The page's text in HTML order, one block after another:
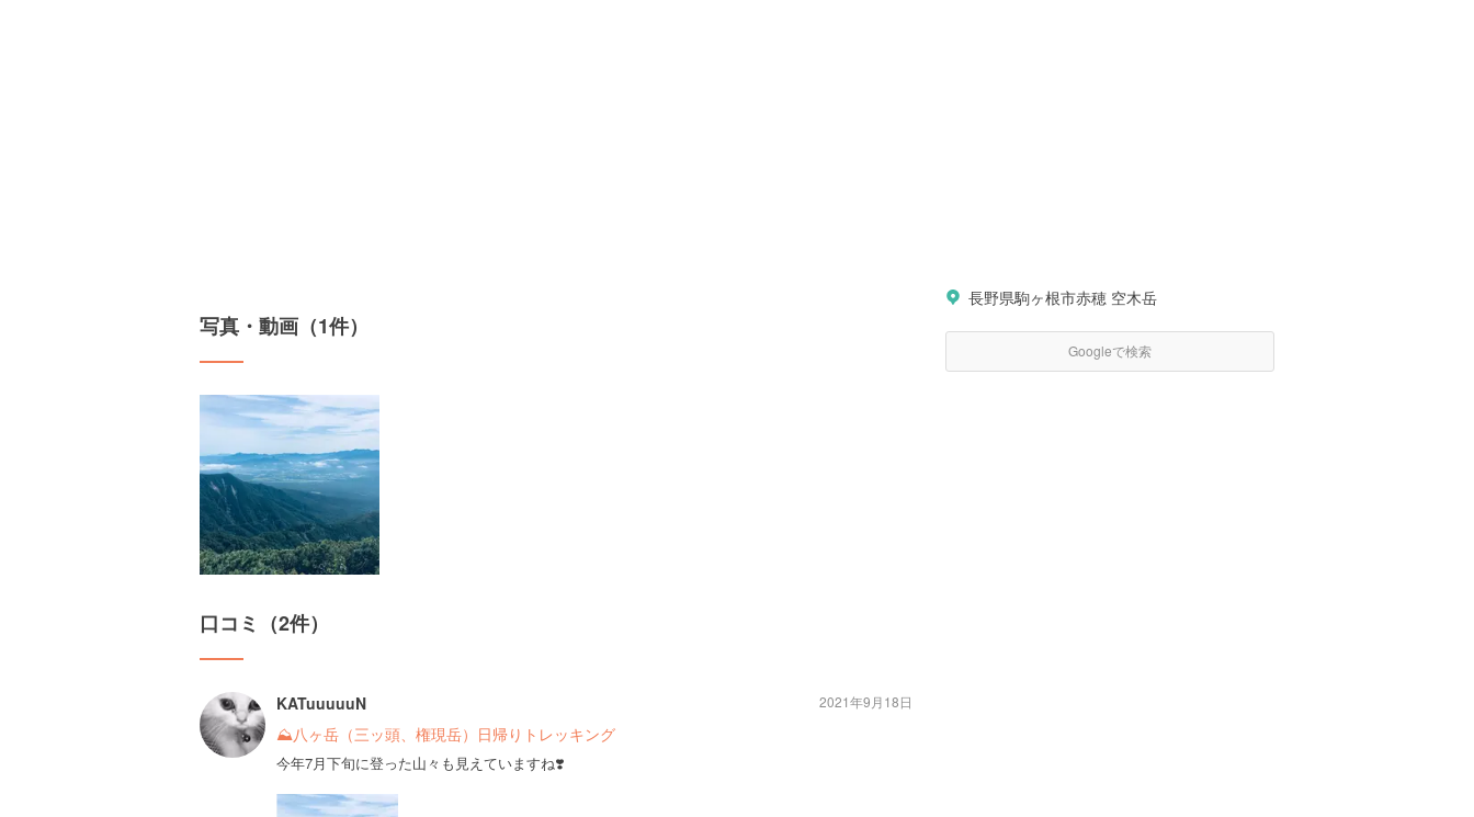
写真・動画（1件）
口コミ（2件）
KATuuuuuN
⛰八ヶ岳（三ッ頭、権現岳）日帰りトレッキング
今年7月下旬に登った山々も見えていますね❣️
2021年9月18日
長野県駒ヶ根市赤穂 空木岳
Googleで検索